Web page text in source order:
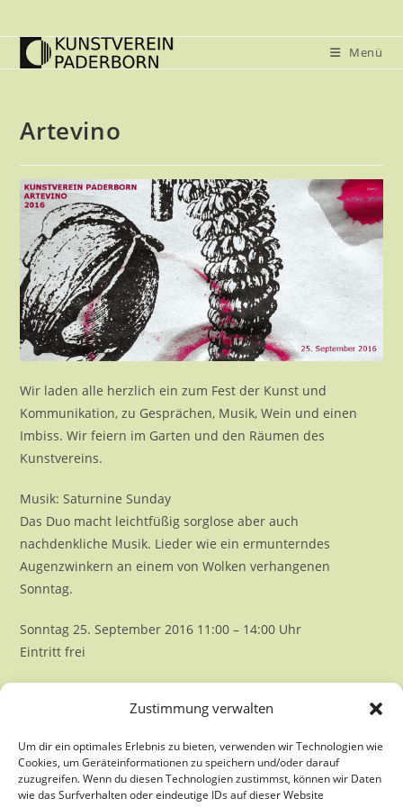
Zustimmung verwalten
Um dir ein optimales Erlebnis zu bieten, verwenden wir Technologien wie
Cookies, um Geräteinformationen zu speichern und/oder darauf
zuzugreifen. Wenn du diesen Technologien zustimmst, können wir Daten
wie das Surfverhalten oder eindeutige IDs auf dieser Website
Inhalt
springen
Menü
Artevino
Wir laden alle herzlich ein zum Fest der Kunst und
Kommunikation, zu Gesprächen, Musik, Wein und einen
Imbiss. Wir feiern im Garten und den Räumen des
Kunstvereins.
Musik: Saturnine Sunday
Das Duo macht leichtfüßig sorglose aber auch
nachdenkliche Musik. Lieder wie ein ermunterndes
Augenzwinkern an einem von Wolken verhangenen
Sonntag.
Sonntag 25. September 2016 11:00 – 14:00 Uhr
Eintritt frei